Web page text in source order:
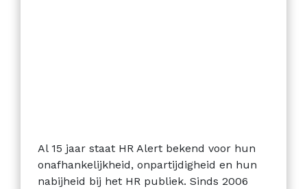
Al 15 jaar staat HR Alert bekend voor hun
onafhankelijkheid, onpartijdigheid en hun
nabijheid bij het HR publiek. Sinds 2006